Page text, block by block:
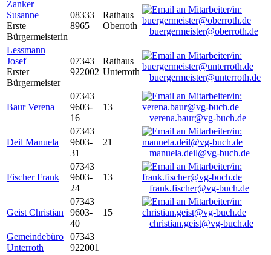
Zanker
Susanne
Erste
Bürgermeisterin
08333
8965
Rathaus
Oberroth
buergermeister@oberroth.de
Lessmann
Josef
Erster
Bürgermeister
07343
922002
Rathaus
Unterroth
buergermeister@unterroth.de
Baur Verena
07343
9603-
16
13
verena.baur@vg-buch.de
Deil Manuela
07343
9603-
31
21
manuela.deil@vg-buch.de
Fischer Frank
07343
9603-
24
13
frank.fischer@vg-buch.de
Geist Christian
07343
9603-
40
15
christian.geist@vg-buch.de
Gemeindebüro
Unterroth
07343
922001